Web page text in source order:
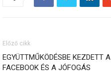
Előző cikk
EGYÜTTMŰKÖDÉSBE KEZDETT A
FACEBOOK ÉS A JÓFOGÁS